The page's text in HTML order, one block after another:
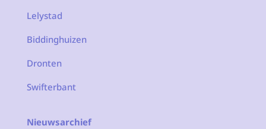
Lelystad
Biddinghuizen
Dronten
Swifterbant
Nieuwsarchief